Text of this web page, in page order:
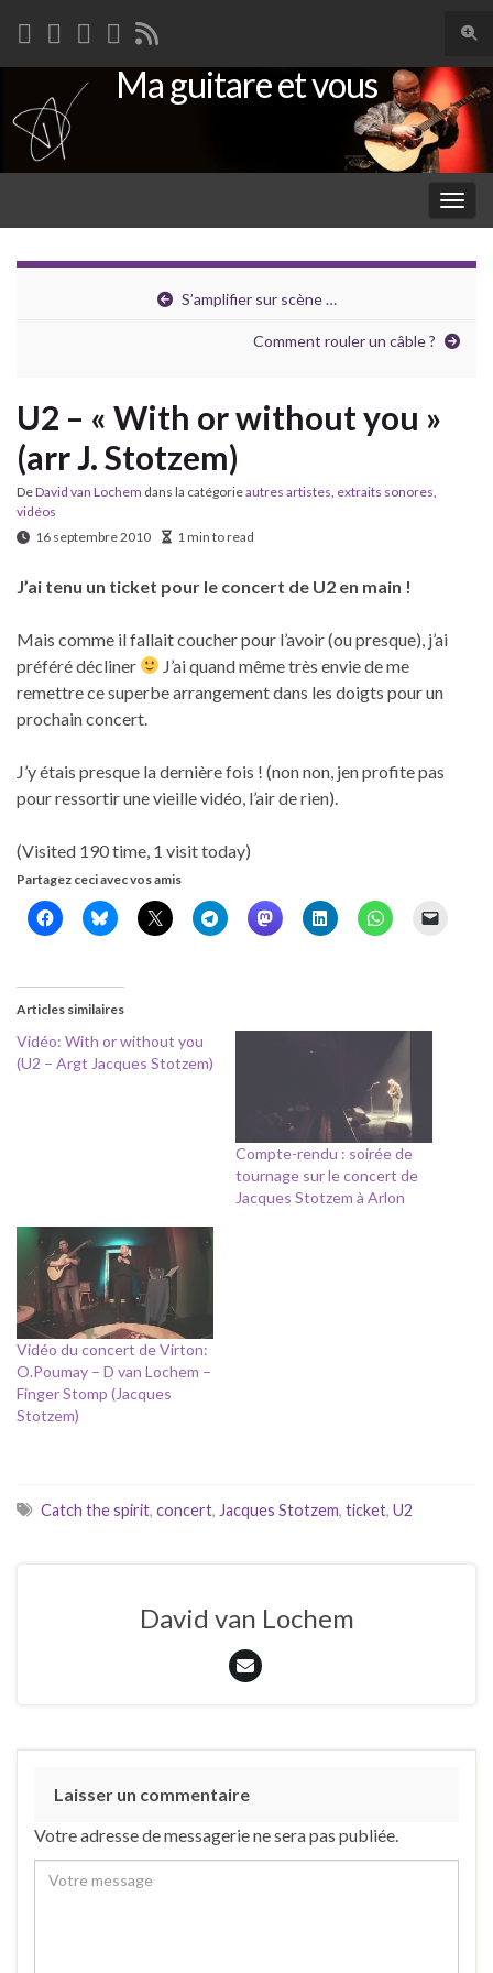
Search for:
Ma guitare et vous
S’amplifier sur scène …
Comment rouler un câble ?
U2 – « With or without you »
(arr J. Stotzem)
DeDavid van Lochem dans la catégorieautres artistes extraits sonores
vidéos
16 septembre 2010
1 min to read
J’ai tenu un ticket pour le concert de U2 en main !
Mais comme il fallait coucher pour l’avoir (ou presque), j’ai
préféré décliner
J’ai quand même très envie de me
remettre ce superbe arrangement dans les doigts pour un
prochain concert.
J’y étais presque la dernière fois ! (non non, jen profite pas
pour ressortir une vieille vidéo, l’air de rien).
(Visited 190 time, 1 visit today)
Partagez ceci avec vos amis
Articles similaires
Vidéo: With or without you
(U2 – Argt Jacques Stotzem)
Compte-rendu : soirée de
tournage sur le concert de
Jacques Stotzem à Arlon
Vidéo du concert de Virton:
O.Poumay – D van Lochem –
Finger Stomp (Jacques
Stotzem)
Catch the spirit, concert, Jacques Stotzem, ticket, U2
David van Lochem
Laisser un commentaire
Votre adresse de messagerie ne sera pas publiée.